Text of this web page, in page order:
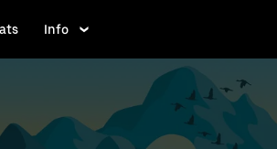
Info